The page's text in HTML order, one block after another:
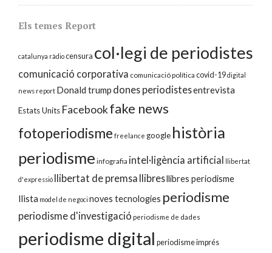
Els temes Report
catalunya ràdiocensura col·legi de periodistes
comunicació corporativa comunicació política covid-19digital
news report Donald trump dones periodistesentrevista
Estats Units Facebookfake news
fotoperiodisme freelance google història
periodisme infografia intel·ligència artificial llibertat
d'expressió llibertat de premsa llibresllibres periodisme
llista model de negoci noves tecnologies periodisme
periodisme d'investigació periodisme de dades
periodisme digital periodisme imprés